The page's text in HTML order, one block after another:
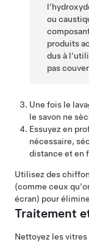
ou
produits
dus à
pas
Une fois le
le savon ne
Essuyez en
nécessaire,
distance et en
Utilisez des
(comme ceux
écran) pour
Traitement
Nettoyez les